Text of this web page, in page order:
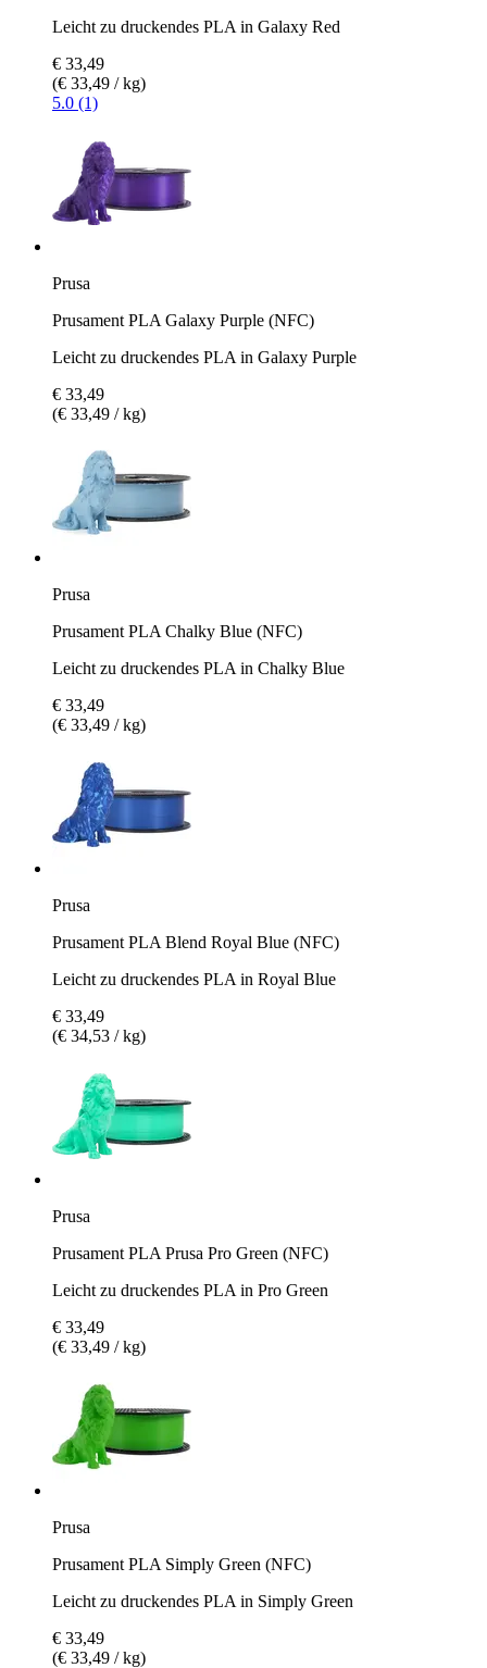
Leicht zu druckendes PLA in Galaxy Red
€ 33,49
(€ 33,49 / kg)
5.0 (1)
Prusa
Prusament PLA Galaxy Purple (NFC)
Leicht zu druckendes PLA in Galaxy Purple
€ 33,49
(€ 33,49 / kg)
Prusa
Prusament PLA Chalky Blue (NFC)
Leicht zu druckendes PLA in Chalky Blue
€ 33,49
(€ 33,49 / kg)
Prusa
Prusament PLA Blend Royal Blue (NFC)
Leicht zu druckendes PLA in Royal Blue
€ 33,49
(€ 34,53 / kg)
Prusa
Prusament PLA Prusa Pro Green (NFC)
Leicht zu druckendes PLA in Pro Green
€ 33,49
(€ 33,49 / kg)
Prusa
Prusament PLA Simply Green (NFC)
Leicht zu druckendes PLA in Simply Green
€ 33,49
(€ 33,49 / kg)